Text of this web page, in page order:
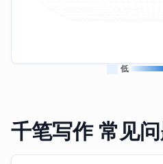
低
千笔写作 常见